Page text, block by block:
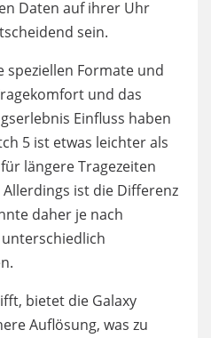
Daten auf ihrer Uhr
sein.
speziellen Formate und
und das
Einfluss haben
5 ist etwas leichter als
längere Tragezeiten
ist die Differenz
daher je nach
bietet die Galaxy
Auflösung, was zu